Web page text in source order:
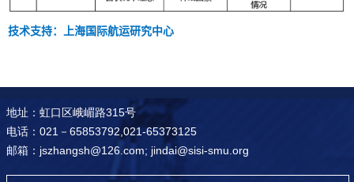
技术支持：上海国际航运研究中心
地址：虹口区峨嵋路315号
电话：021－65853792,021-65373125
邮箱：jszhangsh@126.com; jindai@sisi-smu.org